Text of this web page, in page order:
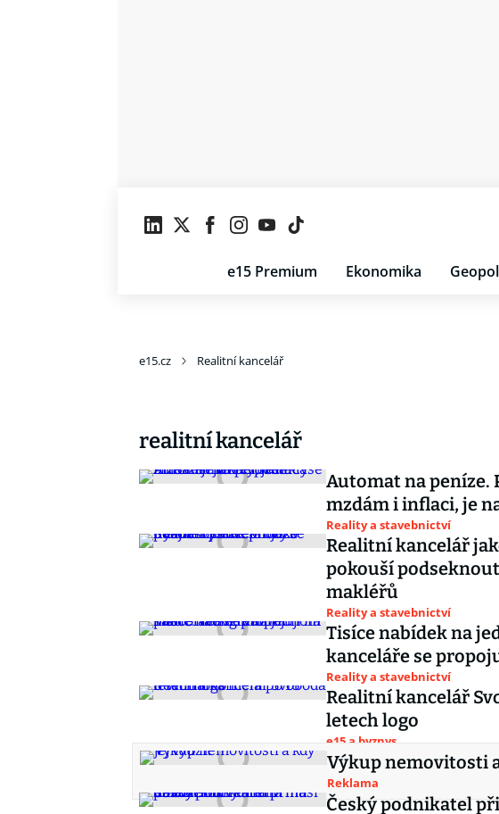
e15 Premium Ekonomika
e15.cz Realitní kancelář
realitní kancelář
Automat na
mzdám i inflaci, je
Reality a stavebnictví
Realitní kancelář
pokouší
makléřů
Reality a stavebnictví
Tisíce nabídek na
kanceláře se
Reality a stavebnictví
Realitní kancelář
letech logo
e15 a byznys
Výkup nemovitosti
Reklama
Český podnikatel